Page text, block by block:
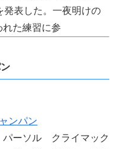
発表した。一夜明けの
れた練習に参
ンパン
ーソル クライマック